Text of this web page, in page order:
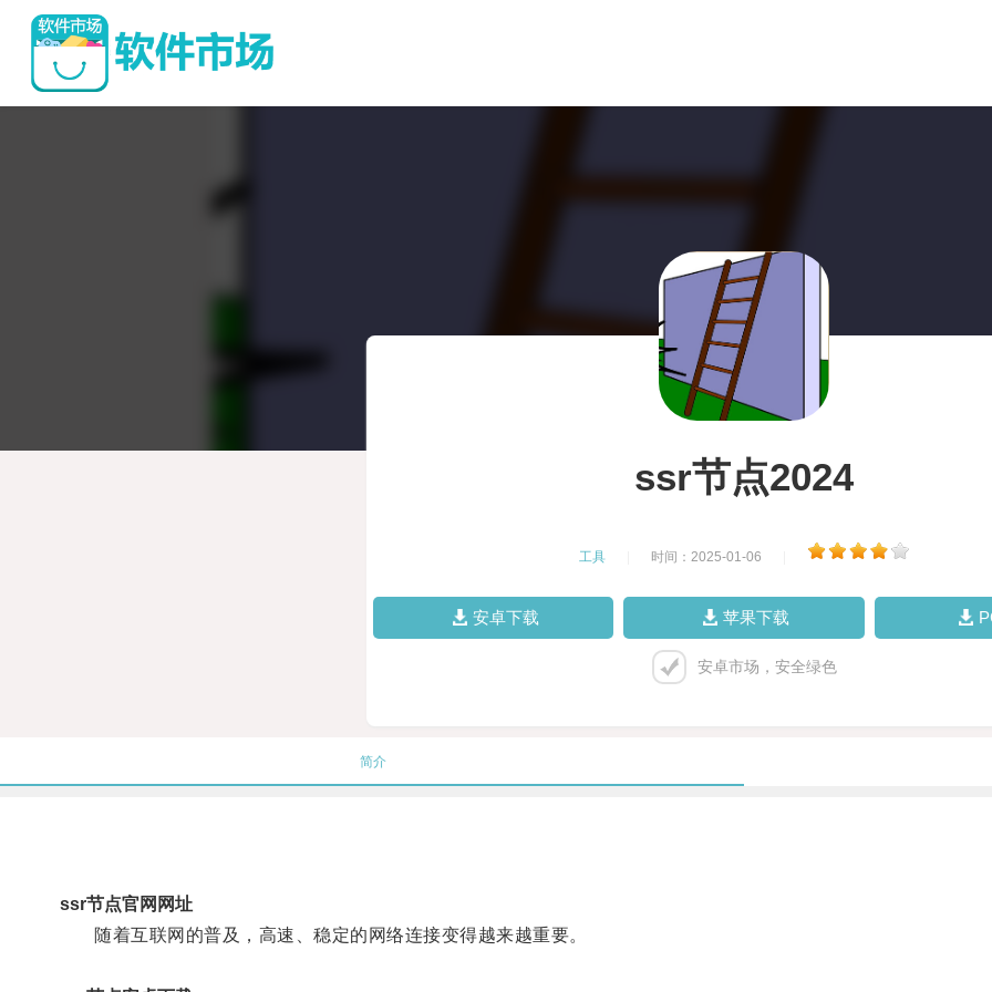
ssr节点2024
工具 时间：2025-01-06
安卓下载 苹果下载
安卓市场，安全绿色
简介
ssr节点官网网址
随着互联网的普及，高速、稳定的网络连接变得越来越重要。